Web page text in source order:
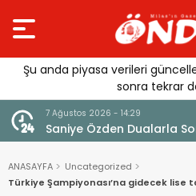
Şu anda piyasa verileri
sonra tekrar
7 Ağustos 2026 - 14:29
Saniye Özden Dualarla
ANASAYFA
Uncategorized
Türkiye Şampiyonası’na gidecek lise